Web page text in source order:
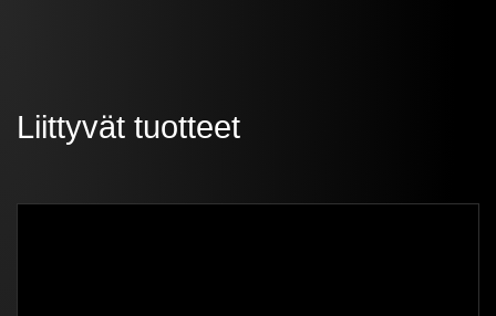
Liittyvät tuotteet